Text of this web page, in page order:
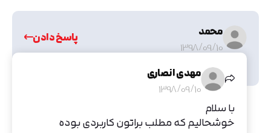
محمد
1398/09/10
پاسخ دادن
عالی. تولید محتوا یعنی این
مهدی انصاری
1398/09/10
با سلام
خوشحالیم که مطلب براتون کاربردی بوده